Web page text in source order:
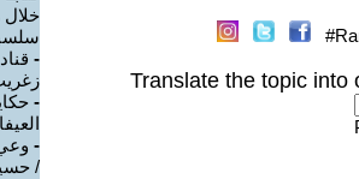
Translate the topic into
خلال
-
-
-
/